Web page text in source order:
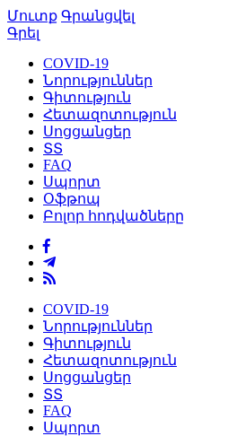
Մուտք Գրանցվել
Գրել
COVID-19
Նորություններ
Գիտություն
Հետազոտություն
Սոցցանցեր
ՏՏ
FAQ
Սպորտ
Օֆթոպ
Բոլոր հոդվածները
COVID-19
Նորություններ
Գիտություն
Հետազոտություն
Սոցցանցեր
ՏՏ
FAQ
Սպորտ